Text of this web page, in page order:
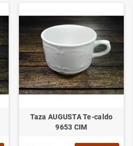
Taza AUGUSTA Te-caldo
9653 CIM